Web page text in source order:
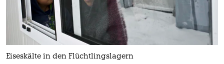
Eiseskälte in den Flüchtlingslagern